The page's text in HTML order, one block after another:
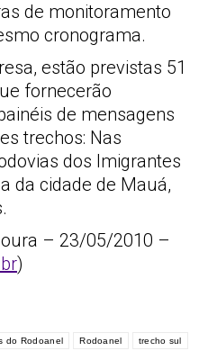
de monitoramento
cronograma.
estão previstas 51
fornecerão
de mensagens
trechos: Nas
dos Imigrantes
da cidade de Mauá,
– 23/05/2010 –
)
do Rodoanel Rodoanel trecho sul